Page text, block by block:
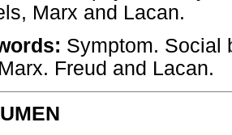
Marx and Lacan.
Symptom. Social
Freud and Lacan.